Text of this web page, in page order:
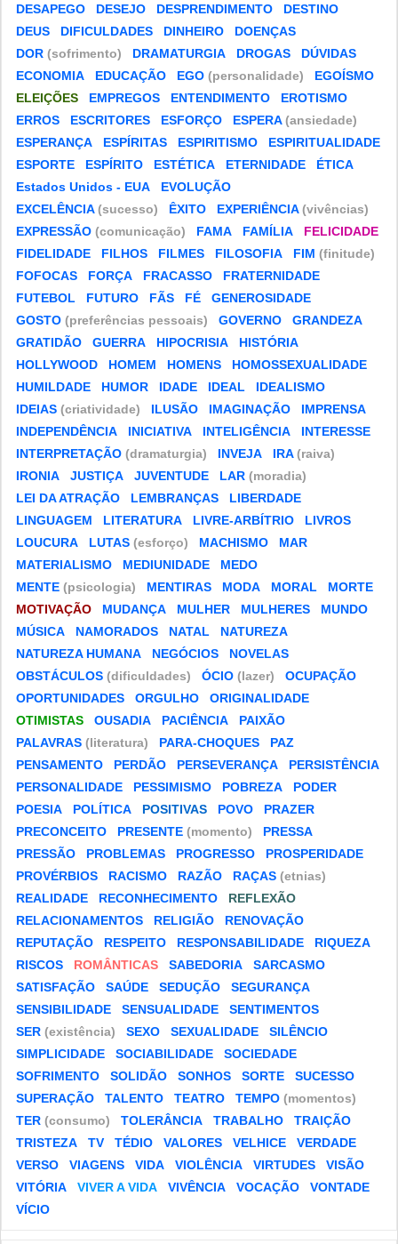
DESAPEGO DESEJO DESPRENDIMENTO
DESTINO
DEUS
DIFICULDADES DINHEIRO
DOENÇAS
DOR (sofrimento) DRAMATURGIA DROGAS
DÚVIDAS
ECONOMIA
EDUCAÇÃO EGO (personalidade)
EGOÍSMO
ELEIÇÕES
EMPREGOS ENTENDIMENTO
EROTISMO
ERROS
ESCRITORES ESFORÇO ESPERA(ansiedade)
ESPERANÇA
ESPÍRITAS ESPIRITISMO
ESPIRITUALIDADE
ESPORTE
ESPÍRITO ESTÉTICA ETERNIDADE
ÉTICA
Estados Unidos - EUA
EVOLUÇÃO
EXCELÊNCIA(sucesso) ÊXITO EXPERIÊNCIA(vivências)
EXPRESSÃO (comunicação) FAMA FAMÍLIA
FELICIDADE
FIDELIDADE
FILHOS FILMES FILOSOFIA FIM (finitude)
FOFOCAS
FORÇA FRACASSO
FRATERNIDADE
FUTEBOL
FUTURO FÃS FÉ
GENEROSIDADE
GOSTO (preferências pessoais) GOVERNO
GRANDEZA
GRATIDÃO
GUERRA HIPOCRISIA
HISTÓRIA
HOLLYWOOD
HOMEM HOMENS
HOMOSSEXUALIDADE
HUMILDADE
HUMOR IDADE IDEAL
IDEALISMO
IDEIAS (criatividade) ILUSÃO IMAGINAÇÃO
IMPRENSA
INDEPENDÊNCIA
INICIATIVA INTELIGÊNCIA
INTERESSE
INTERPRETAÇÃO (dramaturgia) INVEJA IRA(raiva)
IRONIA
JUSTIÇA JUVENTUDE LAR (moradia)
LEI DA ATRAÇÃO
LEMBRANÇAS
LIBERDADE
LINGUAGEM
LITERATURA LIVRE-ARBÍTRIO
LIVROS
LOUCURA
LUTAS (esforço) MACHISMO
MAR
MATERIALISMO
MEDIUNIDADE
MEDO
MENTE (psicologia) MENTIRAS MODA MORAL
MORTE
MOTIVAÇÃO
MUDANÇA MULHER MULHERES
MUNDO
MÚSICA
NAMORADOS NATAL
NATUREZA
NATUREZA HUMANA
NEGÓCIOS
NOVELAS
OBSTÁCULOS (dificuldades) ÓCIO (lazer)
OCUPAÇÃO
OPORTUNIDADES
ORGULHO
ORIGINALIDADE
OTIMISTAS
OUSADIA PACIÊNCIA
PAIXÃO
PALAVRAS (literatura) PARA-CHOQUES
PAZ
PENSAMENTO
PERDÃO PERSEVERANÇA
PERSISTÊNCIA
PERSONALIDADE
PESSIMISMO POBREZA
PODER
POESIA
POLÍTICA POSITIVAS POVO
PRAZER
PRECONCEITO
PRESENTE (momento)
PRESSA
PRESSÃO
PROBLEMAS PROGRESSO
PROSPERIDADE
PROVÉRBIOS
RACISMO RAZÃO RAÇAS (etnias)
REALIDADE
RECONHECIMENTO
REFLEXÃO
RELACIONAMENTOS
RELIGIÃO
RENOVAÇÃO
REPUTAÇÃO
RESPEITO RESPONSABILIDADE
RIQUEZA
RISCOS
ROMÂNTICAS SABEDORIA
SARCASMO
SATISFAÇÃO
SAÚDE SEDUÇÃO
SEGURANÇA
SENSIBILIDADE
SENSUALIDADE
SENTIMENTOS
SER (existência) SEXO SEXUALIDADE
SILÊNCIO
SIMPLICIDADE
SOCIABILIDADE
SOCIEDADE
SOFRIMENTO
SOLIDÃO SONHOS SORTE
SUCESSO
SUPERAÇÃO
TALENTO TEATRO TEMPO (momentos)
TER (consumo) TOLERÂNCIA TRABALHO
TRAIÇÃO
TRISTEZA
TV TÉDIO VALORES VELHICE
VERDADE
VERSO
VIAGENS VIDA VIOLÊNCIA VIRTUDES
VISÃO
VITÓRIA
VIVER A VIDA VIVÊNCIA VOCAÇÃO
VONTADE
VÍCIO